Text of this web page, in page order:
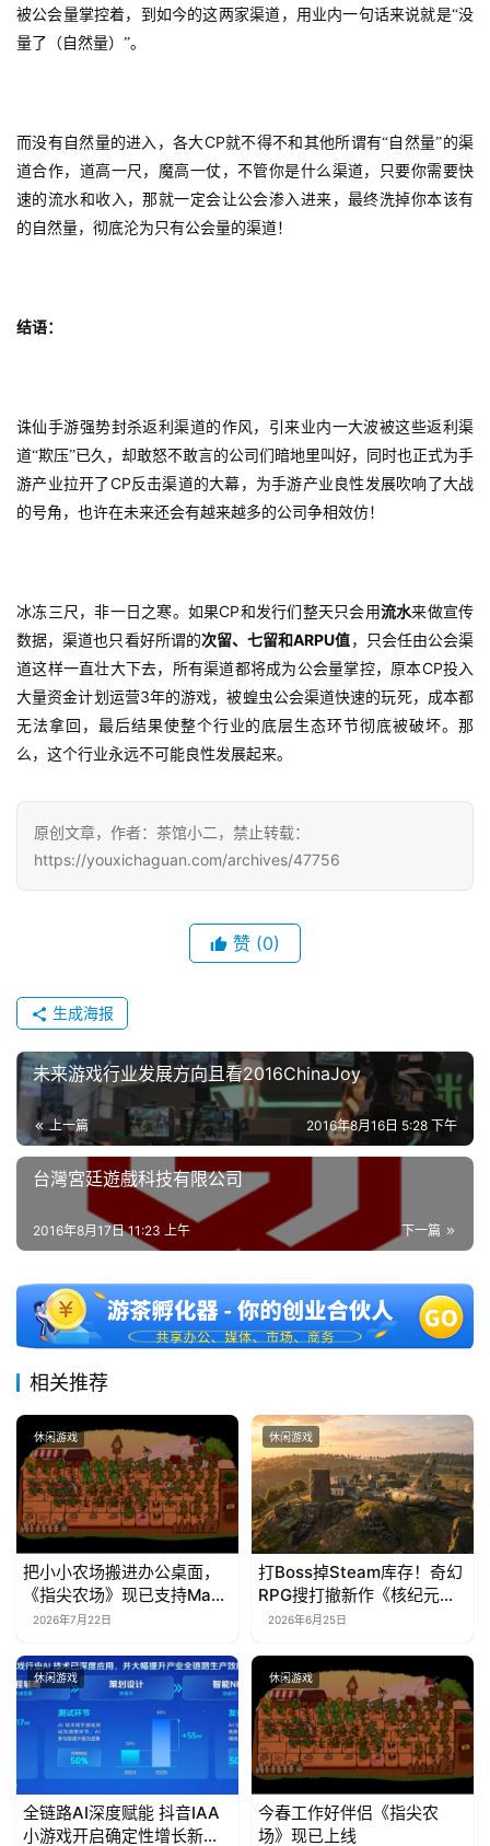
被公会量掌控着，到如今的这两家渠道，用业内一句话来说就是“没
量了（自然量）”。
而没有自然量的进入，各大CP就不得不和其他所谓有“自然量”的渠
道合作，道高一尺，魔高一仗，不管你是什么渠道，只要你需要快
速的流水和收入，那就一定会让公会渗入进来，最终洗掉你本该有
的自然量，彻底沦为只有公会量的渠道！
结语：
诛仙手游强势封杀返利渠道的作风，引来业内一大波被这些返利渠
道“欺压”已久，却敢怒不敢言的公司们暗地里叫好，同时也正式为手
游产业拉开了CP反击渠道的大幕，为手游产业良性发展吹响了大战
的号角，也许在未来还会有越来越多的公司争相效仿！
冰冻三尺，非一日之寒。如果CP和发行们整天只会用流水来做宣传
数据，渠道也只看好所谓的次留、七留和ARPU值 ，只会任由公会渠
道这样一直壮大下去，所有渠道都将成为公会量掌控，原本CP投入
大量资金计划运营3年的游戏，被蝗虫公会渠道快速的玩死，成本都
无法拿回，最后结果使整个行业的底层生态环节彻底被破坏。那
么，这个行业永远不可能良性发展起来。
原创文章，作者：茶馆小二，禁止转载：
https://youxichaguan.com/archives/47756
赞 (0)
生成海报
未来游戏行业发展方向且看2016ChinaJoy
上一篇 2016年8月16日 5:28 下午
台灣宮廷遊戲科技有限公司
下一篇
2016年8月17日 11:23 上午
相关推荐
休闲游戏
把小小农场搬进办公桌面，
《指尖农场》现已支持Mac
系统！
2026年7月22日
休闲游戏
打Boss掉Steam库存！奇幻
RPG搜打撤新作《核纪元》
正式上线Steam：武器属性
2026年6月25日
休闲游戏
全链路AI深度赋能 抖音IAA
小游戏开启确定性增长新周
休闲游戏
今春工作好伴侣《指尖农
场》现已上线